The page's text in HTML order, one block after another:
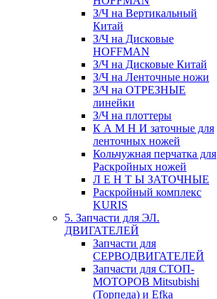
З/Ч на Вертикальный
Китай
З/Ч на Дисковые
HOFFMAN
З/Ч на Дисковые Китай
З/Ч на Ленточные ножи
З/Ч на ОТРЕЗНЫЕ
линейки
З/Ч на плоттеры
К А М Н И заточные для
ленточных ножей
Кольчужная перчатка для
Раскройных ножей
Л Е Н Т Ы ЗАТОЧНЫЕ
Раскройный комплекс
KURIS
5. Запчасти для ЭЛ.
ДВИГАТЕЛЕЙ
Запчасти для
СЕРВОДВИГАТЕЛЕЙ
Запчасти для СТОП-
МОТОРОВ Mitsubishi
(Торпеда) и Efka